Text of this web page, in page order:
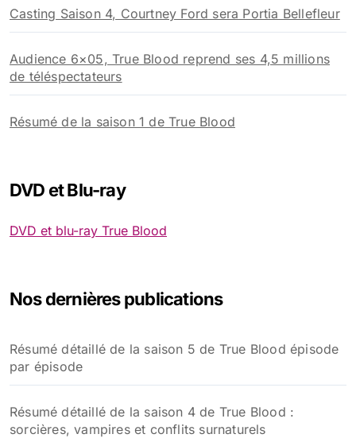
Casting Saison 4, Courtney Ford sera Portia Bellefleur
Audience 6×05, True Blood reprend ses 4,5 millions
de téléspectateurs
Résumé de la saison 1 de True Blood
DVD et Blu-ray
DVD et blu-ray True Blood
Nos dernières publications
Résumé détaillé de la saison 5 de True Blood épisode
par épisode
Résumé détaillé de la saison 4 de True Blood :
sorcières, vampires et conflits surnaturels